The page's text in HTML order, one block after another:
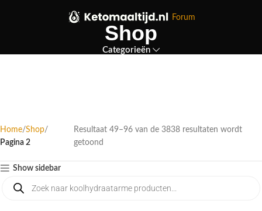
Forum
Shop
Categorieën
Home Shop
Pagina 2
Resultaat 49–96 van de 3838 resultaten wordt
getoond
Show sidebar